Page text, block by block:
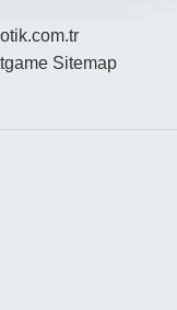
Sitemap